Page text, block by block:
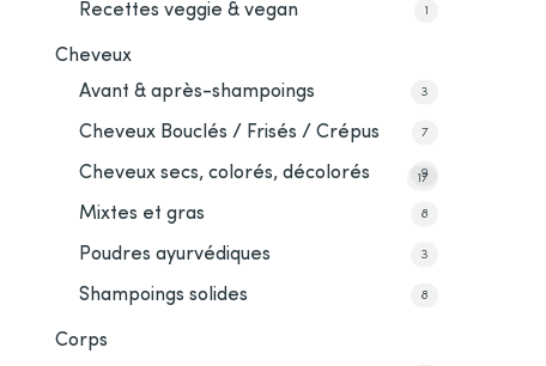
Recettes veggie & vegan 1
Cheveux
17
Avant & après-shampoings 3
Cheveux Bouclés / Frisés / Crépus 7
Cheveux secs, colorés, décolorés 9
Mixtes et gras 8
Poudres ayurvédiques 3
Shampoings solides 8
Corps